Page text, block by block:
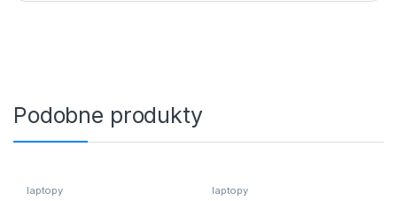
Podobne produkty
laptopy laptopy